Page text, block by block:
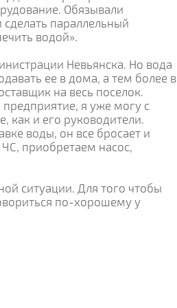
Обязывали
параллельный
водой».
Невьянска. Но вода
ее в дома, а тем более в
на весь поселок.
предприятие, я уже могу с
как и его руководители.
воды, он все бросает и
приобретаем насос,
ситуации. Для того чтобы
по-хорошему у